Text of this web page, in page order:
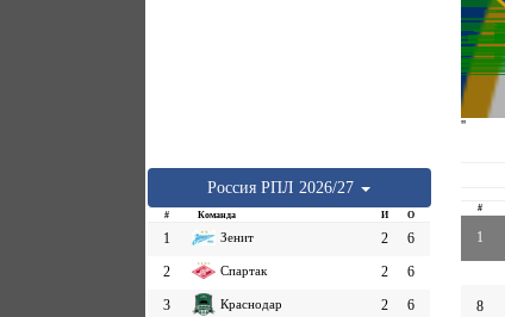
Россия РПЛ 2026/27
# Команда И О
1 Зенит 2
6
2
Спартак 2
6
3
Краснодар 2
6
''
#
1
8